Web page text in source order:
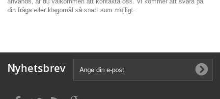
din fråga eller klagomål så snart som möjligt.
Nyhetsbrev